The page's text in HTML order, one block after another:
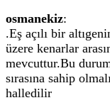
osmanekiz:
.Eş açılı bir
üzere kenarlar
mevcuttur.Bu
sırasına sahip
halledilir